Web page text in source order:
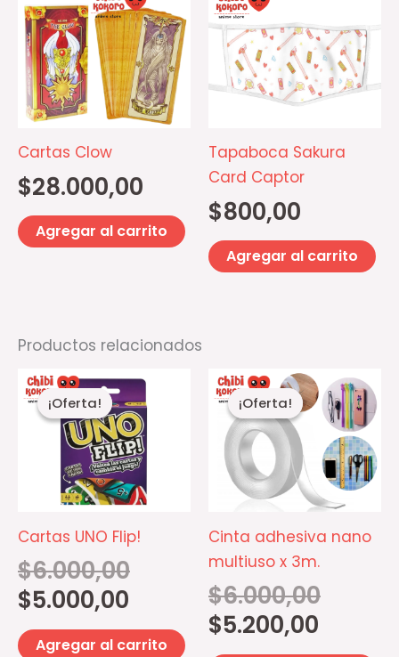
Cartas Clow
$28.000,00
Agregar al carrito
Tapaboca Sakura
Card Captor
$800,00
Agregar al carrito
Productos relacionados
¡Oferta!
¡Oferta!
Cartas UNO Flip!
$6.000,00
El
precio
original
era:
$6.000,00.
$5.000,00
El
precio
actual
es:
$5.000,00.
Agregar al carrito
¡Oferta!
¡Oferta!
Cinta adhesiva nano
multiuso x 3m.
$6.000,00
precio
original
era:
$6.000,00.
$5.200,00
precio
actual
es:
$5.200,00.